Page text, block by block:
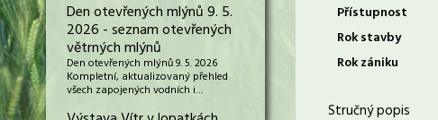
Den otevřených mlýnů 9. 5.
2026 - seznam otevřených
větrných mlýnů
Den otevřených mlýnů 9. 5. 2026
Kompletní, aktualizovaný přehled
všech zapojených vodních i…
Přístupnost
Rok stavby
Rok zániku
Stručný popis